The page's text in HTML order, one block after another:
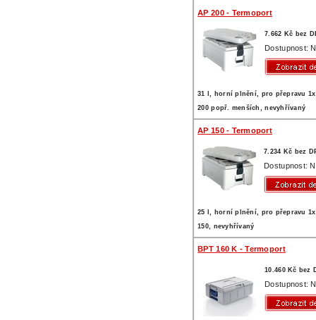
AP 200 - Termoport
7.662 Kč bez
Dostupnost:
31 l, horní plnění, pro přepravu 1x
200 popř. menších, nevyhřívaný
AP 150 - Termoport
7.234 Kč bez
Dostupnost:
25 l, horní plnění, pro přepravu 1x
150, nevyhřívaný
BPT 160 K - Termoport
10.460 Kč bez
Dostupnost: